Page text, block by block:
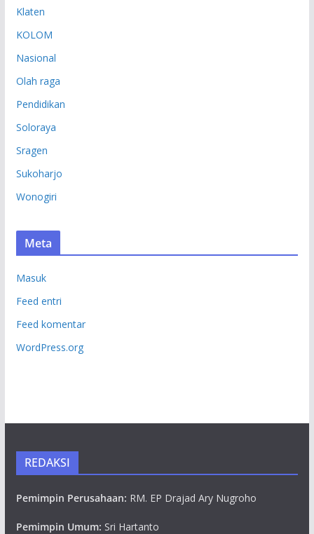
Klaten
KOLOM
Nasional
Olah raga
Pendidikan
Soloraya
Sragen
Sukoharjo
Wonogiri
Meta
Masuk
Feed entri
Feed komentar
WordPress.org
REDAKSI
Pemimpin Perusahaan: RM. EP Drajad Ary Nugroho
Pemimpin Umum: Sri Hartanto